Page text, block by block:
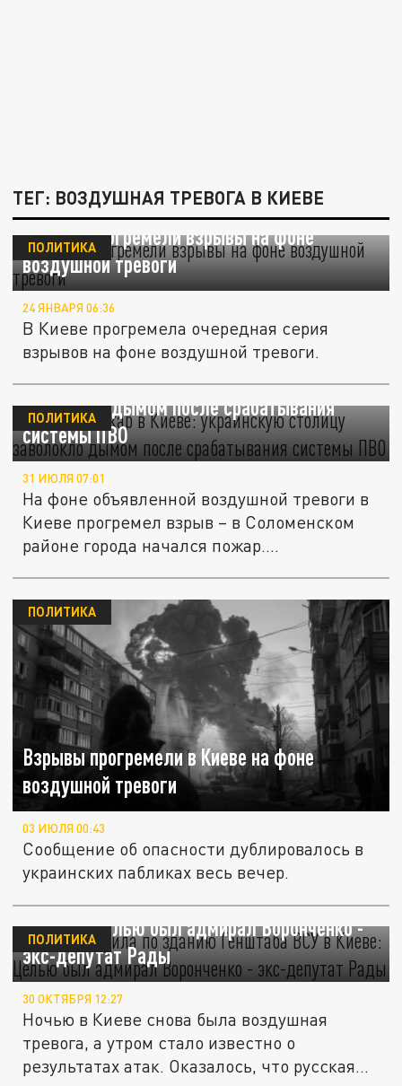
ТЕГ: ВОЗДУШНАЯ ТРЕВОГА В КИЕВЕ
В Киеве прогремели взрывы на фоне
воздушной тревоги
ПОЛИТИКА
24 ЯНВАРЯ 06:36
В Киеве прогремела очередная серия
взрывов на фоне воздушной тревоги.
Взрыв и пожар в Киеве: украинскую столицу
заволокло дымом после срабатывания
системы ПВО
ПОЛИТИКА
31 ИЮЛЯ 07:01
На фоне объявленной воздушной тревоги в
Киеве прогремел взрыв – в Соломенском
районе города начался пожар....
Взрывы прогремели в Киеве на фоне
воздушной тревоги
ПОЛИТИКА
03 ИЮЛЯ 00:43
Сообщение об опасности дублировалось в
украинских пабликах весь вечер.
"Герань" ударила по зданию Генштаба ВСУ
в Киеве: Целью был адмирал Воронченко -
экс-депутат Рады
ПОЛИТИКА
30 ОКТЯБРЯ 12:27
Ночью в Киеве снова была воздушная
тревога, а утром стало известно о
результатах атак. Оказалось, что русская...